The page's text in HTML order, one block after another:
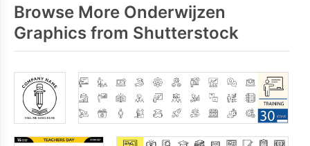
Browse More Onderwijzen
Graphics from Shutterstock